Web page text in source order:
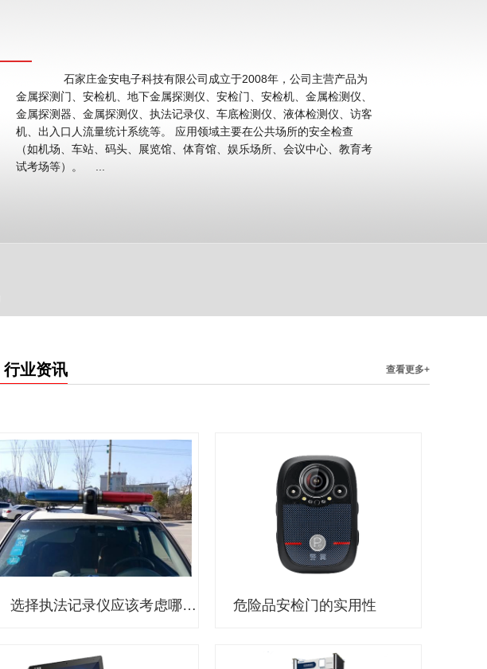
石家庄金安电子科技有限公司成立于2008年，公司主营产品为
金属探测门、安检机、地下金属探测仪、安检门、安检机、金属检测仪、
金属探测器、金属探测仪、执法记录仪、车底检测仪、液体检测仪、访客
机、出入口人流量统计系统等。 应用领域主要在公共场所的安全检查
（如机场、车站、码头、展览馆、体育馆、娱乐场所、会议中心、教育考
行业资讯 查看更多+
选择执法记录仪应该考虑哪些因素？ 危险品安检门的实用性